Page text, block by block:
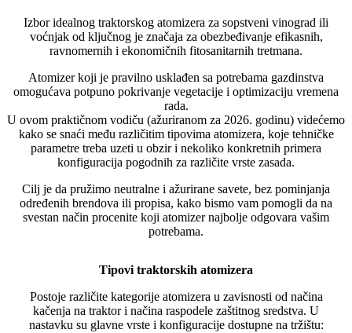
Izbor idealnog traktorskog atomizera za sopstveni vinograd ili
voćnjak od ključnog je značaja za obezbeđivanje efikasnih,
ravnomernih i ekonomičnih fitosanitarnih tretmana.
Atomizer koji je pravilno usklađen sa potrebama gazdinstva
omogućava potpuno pokrivanje vegetacije i optimizaciju vremena
rada.
U ovom praktičnom vodiču (ažuriranom za 2026. godinu) videćemo
kako se snaći među različitim tipovima atomizera, koje tehničke
parametre treba uzeti u obzir i nekoliko konkretnih primera
konfiguracija pogodnih za različite vrste zasada.
Cilj je da pružimo neutralne i ažurirane savete, bez pominjanja
određenih brendova ili propisa, kako bismo vam pomogli da na
svestan način procenite koji atomizer najbolje odgovara vašim
potrebama.
Tipovi traktorskih atomizera
Postoje različite kategorije atomizera u zavisnosti od načina
kačenja na traktor i načina raspodele zaštitnog sredstva. U
nastavku su glavne vrste i konfiguracije dostupne na tržištu: